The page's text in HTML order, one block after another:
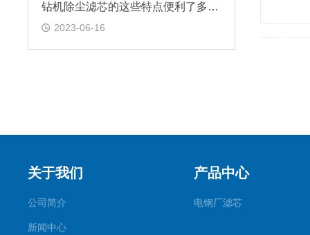
钻机除尘滤芯的这些特点便利了多种行业
2023-06-16
关于我们
公司简介
新闻中心
产品中心
电钢厂滤芯